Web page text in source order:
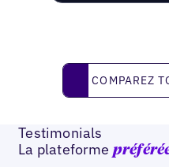
Comparez tous
COMPAREZ
Testimonials
La plateforme